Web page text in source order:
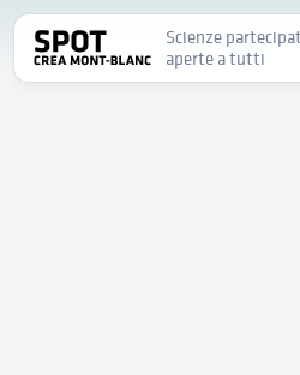
Scienze
aperte a tutti